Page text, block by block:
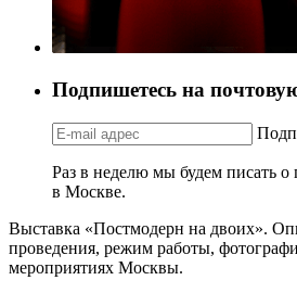
Подпишетесь на
Раз в неделю мы будем писать о
в Москве.
Выставка «Постмодерн на двоих».
проведения, режим работы,
мероприятиях Москвы.